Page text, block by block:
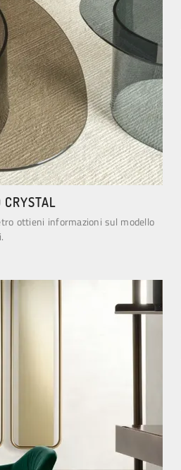
CRYSTAL
ottieni informazioni sul modello